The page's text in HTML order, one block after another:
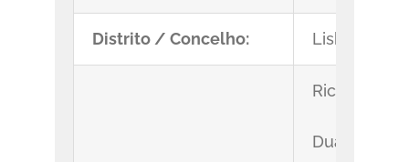
Distrito / Concelho: Lisboa/
Ricardo
Duarte